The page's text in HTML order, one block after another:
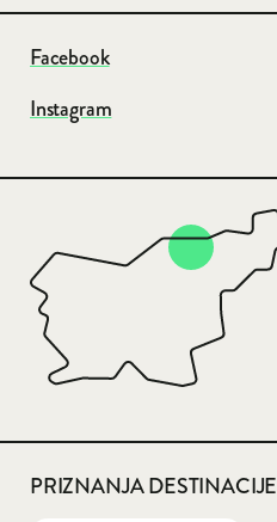
Facebook
Instagram
PRIZNANJA DESTINACIJE